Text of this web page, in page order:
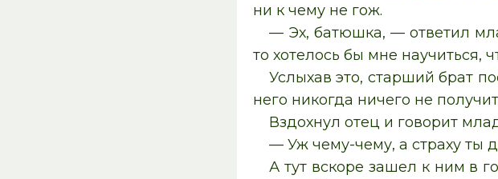
ни к чему не гож.
— Эх, батюшка, — ответил
то хотелось бы мне
Услыхав это, старший брат
него никогда ничего не
Вздохнул отец и говорит
— Уж чему-чему, а страху ты
А тут вскоре зашел к ним в